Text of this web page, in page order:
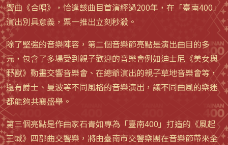
響曲《合唱》，恰逢該曲目首演經過200年，在「臺南400」
演出別具意義，票一推出立刻秒殺。
除了堅強的音樂陣容，第二個音樂節亮點是演出曲目的多
元，包含了多場受到親子歡迎的音樂會例如迪士尼《美女與
野獸》動畫交響音樂會、在總爺演出的親子草地音樂會等，
還有爵士、曼波等不同風格的音樂演出，讓不同曲風的樂迷
都能夠共襄盛舉。
第三個亮點是作曲家石青如專為「臺南400」打造的《風起
王城》四部曲交響樂，將由臺南市交響樂團在音樂節帶來全